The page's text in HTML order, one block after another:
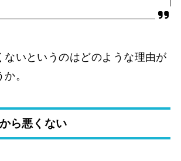
ないというのはどのような理由が
。
ら悪くない